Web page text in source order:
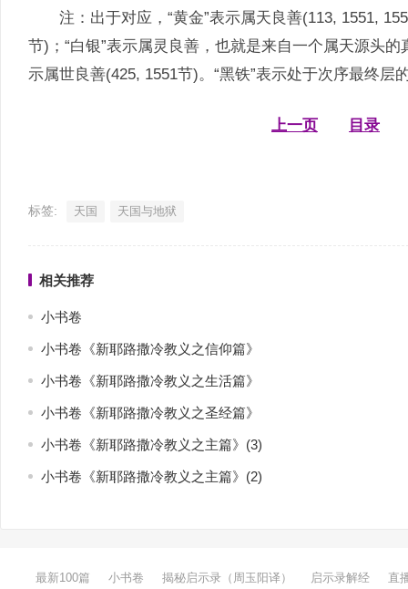
注：出于对应，“黄金”表示属天良善(113, 1551,
节)；“白银”表示属灵良善，也就是来自一个属天源头的
示属世良善(425, 1551节)。“黑铁”表示处于次序最终层
上一页 目录
标签: 天国 天国与地狱
相关推荐
小书卷
小书卷《新耶路撒冷教义之信仰篇》
小书卷《新耶路撒冷教义之生活篇》
小书卷《新耶路撒冷教义之圣经篇》
小书卷《新耶路撒冷教义之主篇》(3)
小书卷《新耶路撒冷教义之主篇》(2)
最新100篇 小书卷 揭秘启示录（周玉阳译） 启示录解经
直